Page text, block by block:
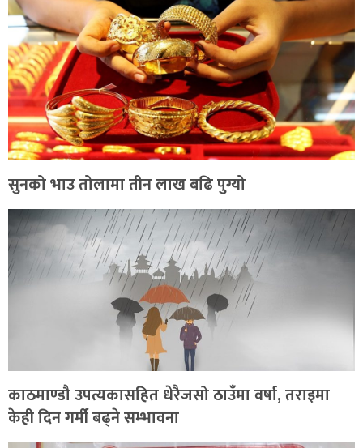
सुनको भाउ तोलामा तीन लाख बढि पुग्यो
काठमाण्डौ उपत्यकासहित धेरैजसो ठाउँमा वर्षा, तराइमा
केही दिन गर्मी बढ्ने सम्भावना